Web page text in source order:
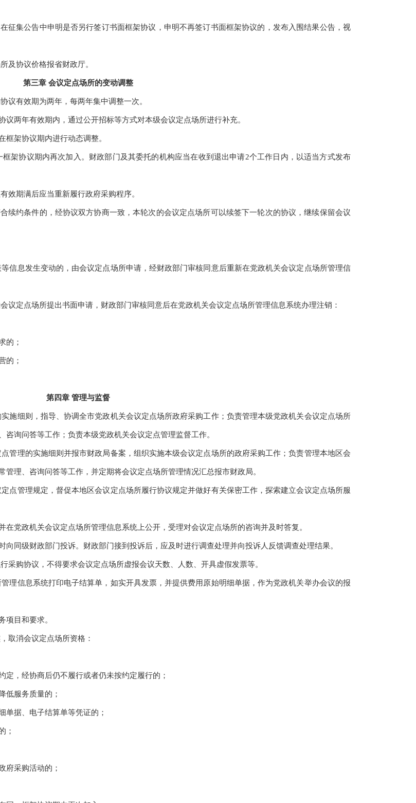
集公告中申明是否另行签订书面框架协议，申明不再签订书面框架协议的，发布入围结果公告，视
协议价格报省财政厅。
第三章 会议定点场所的变动调整
有效期为两年，每两年集中调整一次。
年有效期内，通过公开招标等方式对本级会议定点场所进行补充。
架协议期内进行动态调整。
协议期内再次加入。财政部门及其委托的机构应当在收到退出申请2个工作日内，以适当方式发布
期满后应当重新履行政府采购程序。
约条件的，经协议双方协商一致，本轮次的会议定点场所可以续签下一轮次的协议，继续保留会议
息发生变动的，由会议定点场所申请，经财政部门审核同意后重新在党政机关会议定点场所管理信
定点场所提出书面申请，财政部门审核同意后在党政机关会议定点场所管理信息系统办理注销：
的；
的；
第四章 管理与监督
细则，指导、协调全市党政机关会议定点场所政府采购工作；负责管理本级党政机关会议定点场所
询问答等工作；负责本级党政机关会议定点管理监督工作。
理的实施细则并报市财政局备案，组织实施本级会议定点场所的政府采购工作；负责管理本地区会
理、咨询问答等工作，并定期将会议定点场所管理情况汇总报市财政局。
管理规定，督促本地区会议定点场所履行协议规定并做好有关保密工作，探索建立会议定点场所服
政机关会议定点场所管理信息系统上公开，受理对会议定点场所的咨询并及时答复。
级财政部门投诉。财政部门接到投诉后，应及时进行调查处理并向投诉人反馈调查处理结果。
购协议，不得要求会议定点场所虚报会议天数、人数、开具虚假发票等。
信息系统打印电子结算单，如实开具发票，并提供费用原始明细单据，作为党政机关举办会议的报
目和要求。
消会议定点场所资格：
，经协商后仍不履行或者仍未按约定履行的；
服务质量的；
据、电子结算单等凭证的；
；
采购活动的；